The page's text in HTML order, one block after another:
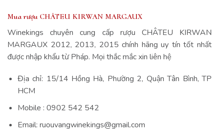
Mua rượu CHÂTEU KIRWAN MARGAUX
Winekings chuyên cung cấp rượu CHÂTEU KIRWAN
MARGAUX 2012, 2013, 2015 chính hãng uy tín tốt nhất
được nhập khẩu từ Pháp. Mọi thắc mắc xin liên hệ
Địa chỉ: 15/14 Hồng Hà, Phường 2, Quận Tân Bình, TP
HCM
Mobile : 0902 542 542
Email: ruouvangwinekings@gmail.com